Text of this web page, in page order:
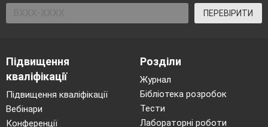
Диктант №4
ПЕРЕВІРИТИ
Підвищення
кваліфікації
Підвищення кваліфікації
Вебінари
Конференції
Розділи
Журнал
Бібліотека розробок
Тести
Лабораторні роботи